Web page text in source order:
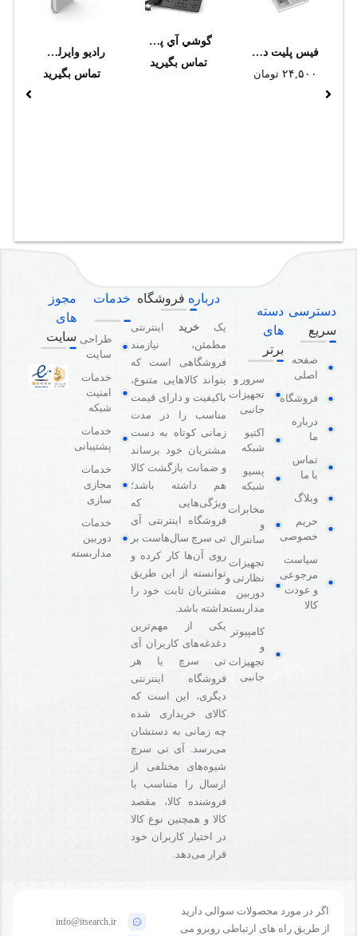
فيس پليت دو پورت دانوب
۲۴,۵۰۰ تومان
گوشي آي پي فون تصويري سيسکو CP-8845-3PCC-K9
تماس بگیرید
رادیو وایرلس میکروتیک مدل SXTsq Lite5 _ RBSXTsq5nD
تماس بگیرید
دسترسی
سریع
صفحه
اصلی
فروشگاه
درباره
ما
تماس
با ما
وبلاگ
حریم
خصوصی
سیاست
مرجوعی
و عودت
کالا
دسته
های
برتر
سرور و
تجهیزات
جانبی
اکتیو
شبکه
پسیو
شبکه
مخابرات
و
سانترال
تجهیزات
نظارتی و
دوربین
مداربسته
کامپیوتر
و
تجهیزات
جانبی
درباره فروشگاه
یک خریداینترنتی
مطمئن، نیازمند
فروشگاهی است که
بتواند کالاهایی متنوع،
باکیفیت و دارای قیمت
مناسب را در مدت
زمانی کوتاه به دست
مشتریان خود برساند
و ضمانت بازگشت کالا
هم داشته باشد؛
ویژگی‌هایی که
فروشگاه اینترنتی آی
تی سرچ سال‌هاست بر
روی آن‌ها کار کرده و
توانسته از این طریق
مشتریان ثابت خود را
داشته باشد.
یکی از مهم‌ترین
دغدغه‌های کاربران آی
تی سرچ یا هر
فروشگاه‌ اینترنتی
دیگری، این است که
کالای خریداری شده
چه زمانی به دستشان
می‌رسد. آی تی سرچ
شیوه‌های مختلفی از
ارسال را متناسب با
فروشنده کالا،‌ مقصد
کالا و همچنین نوع کالا
در اختیار کاربران خود
قرار می‌دهد.
خدمات
طراحی
سایت
خدمات
امنیت
شبکه
خدمات
پشتیبانی
خدمات
مجازی
سازی
خدمات
دوربین
مداربسته
مجوز
های
سایت
اگر در مورد محصولات سوالی دارید
از طریق راه های ارتباطی روبرو می
info@itsearch.ir